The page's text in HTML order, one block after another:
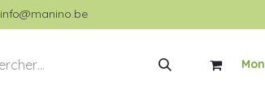
info@manino.be